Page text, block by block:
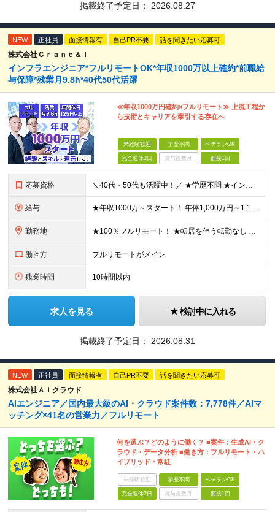
掲載終了予定日： 2026.08.27
NEW 正社員 面接情報有 自己PR不要 話を聞きたい応募可
株式会社Ｃｒａｎｅ＆Ｉ
インフラエンジニア*フルリモートOK*年収1000万以上確約*前職給
与保障*残業月9.8h*40代50代活躍
≪年収1000万円確約×フルリモート≫ 上流工程か
ら技術とキャリアを牽引する存在へ
未経験歓迎 学歴不問 ベテランOK
完全週休2日 賞与複数月 面接1回
応募資格 ＼40代・50代も活躍中！／ ★学歴不問 ★インフラエンジニアの経験を5年以上お持ちの方 ≪こんな方にピッタリです！≫ ◎自身の市場価値を正当に評価してほしい ◎今より年収をアップさせたい ◎多彩な
給与 ★年収1000万～スタート！ 年俸1,000万円～1,162万8,000円（12分割） ※経験・スキルを考慮の上決定します ※上記金額には固定残業代（月30h分・158,400円～184,000円
勤務地 ★100％フルリモート！ ★転居を伴う転勤なし 本社またはプロジェクト先にて勤務いただきます！ ※プロジェクト先は一都三県及び23区内がメイン 【本社】 東京都新宿区神楽坂1-2 研究社英語センタ
働き方 フルリモートがメイン
残業時間 10時間以内
求人を見る 検討中に入れる
掲載終了予定日： 2026.08.31
NEW 正社員 面接情報有 自己PR不要 話を聞きたい応募可
株式会社ＡＩクラウド
AIエンジニア／国内最大級のAI・クラウド案件数：7,778件／AIマ
ッチング×41名の営業力／フルリモート
何を選ぶ？どのように働く？ ■案件：生成AI・ク
ラウド・データ分析 ■働き方：フルリモート・ハ
イブリッド・常駐
未経験歓迎 学歴不問 ベテランOK
完全週休2日 賞与複数月 面接1回